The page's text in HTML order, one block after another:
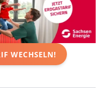
WECHSELN!